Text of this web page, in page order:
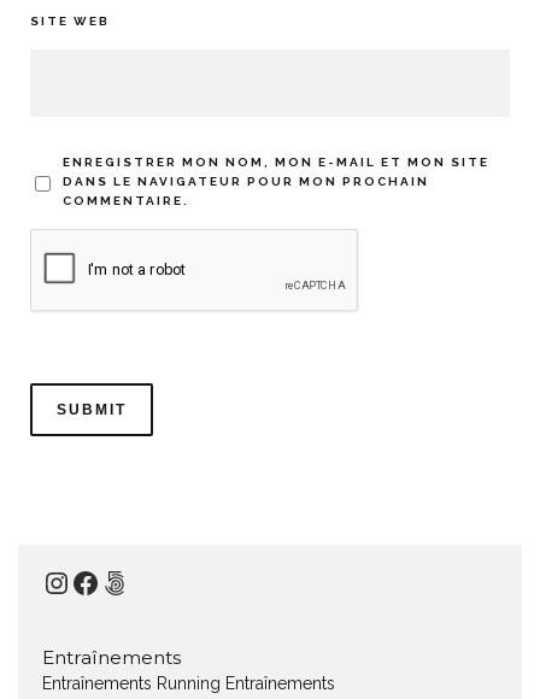
SITE WEB
ENREGISTRER MON NOM, MON E-MAIL ET MON SITE
DANS LE NAVIGATEUR POUR MON PROCHAIN
COMMENTAIRE.
Instagram
Facebook
500px
Entraînements
Entraînements Running Entraînements